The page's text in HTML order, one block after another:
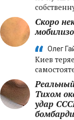
Скоро
Олег
Киев
Тихом
удар